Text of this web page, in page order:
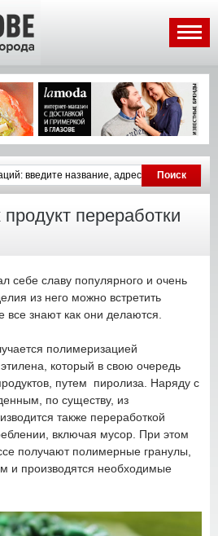
переработки
себе славу популярного и очень
из него можно встретить
знают как они делаются.
полимеризацией
который в свою очередь
путем пиролиза. Наряду с
по существу, из
также переработкой
включая мусор. При этом
получают полимерные гранулы,
и производятся необходимые